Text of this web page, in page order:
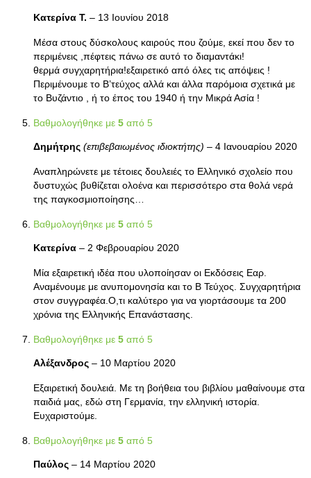
Κατερίνα Τ. – 13 Ιουνίου 2018
Μέσα στους δύσκολους καιρούς που ζούμε, εκεί που δεν το
περιμένεις ,πέφτεις πάνω σε αυτό το διαμαντάκι!
θερμά συγχαρητήρια!εξαιρετικό από όλες τις απόψεις !
Περιμένουμε το Β’τεύχος αλλά και άλλα παρόμοια σχετικά με
το Βυζάντιο , ή το έπος του 1940 ή την Μικρά Ασία !
Βαθμολογήθηκε με 5 από 5
Δημήτρης (επιβεβαιωμένος ιδιοκτήτης) – 4 Ιανουαρίου 2020
Αναπληρώνετε με τέτοιες δουλειές το Ελληνικό σχολείο που
δυστυχώς βυθίζεται ολοένα και περισσότερο στα θολά νερά
της παγκοσμιοποίησης…
Βαθμολογήθηκε με 5 από 5
Κατερίνα – 2 Φεβρουαρίου 2020
Μία εξαιρετική ιδέα που υλοποίησαν οι Εκδόσεις Εαρ.
Αναμένουμε με ανυπομονησία και το Β Τεύχος. Συγχαρητήρια
στον συγγραφέα.Ο,τι καλύτερο για να γιορτάσουμε τα 200
χρόνια της Ελληνικής Επανάστασης.
Βαθμολογήθηκε με 5 από 5
Αλέξανδρος – 10 Μαρτίου 2020
Εξαιρετική δουλειά. Με τη βοήθεια του βιβλίου μαθαίνουμε στα
παιδιά μας, εδώ στη Γερμανία, την ελληνική ιστορία.
Ευχαριστούμε.
Βαθμολογήθηκε με 5 από 5
Παύλος – 14 Μαρτίου 2020